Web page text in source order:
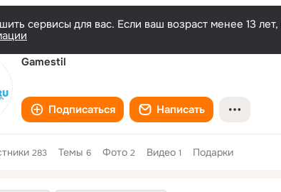
сервисы для вас. Если ваш возраст менее 13
Gamestil
Подписаться Написать
283 Темы 6 Фото 2 Видео 1 Подарки